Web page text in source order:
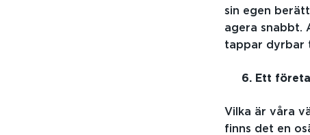
sin egen
agera snabbt.
tappar dyrbar
6. Ett
Vilka är våra
finns det en